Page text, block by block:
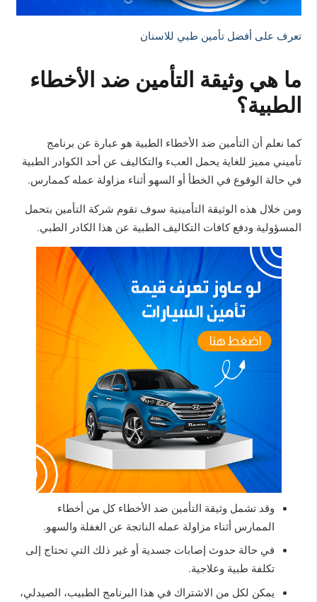
تعرف على أفضل تأمين طبي للاسنان
ما هي وثيقة التأمين ضد الأخطاء
الطبية؟
كما نعلم أن التأمين ضد الأخطاء الطبية هو عبارة عن برنامج
تأميني مميز للغاية يحمل العبء والتكاليف عن أحد الكوادر الطبية
في حالة الوقوع في الخطأ أو السهو أثناء مزاولة عمله كممارس.
ومن خلال هذه الوثيقة التأمينية سوف تقوم شركة التأمين بتحمل
المسؤولية ودفع كافات التكاليف الطبية عن هذا الكادر الطبي.
وقد تشمل وثيقة التأمين ضد الأخطاء كل من أخطاء
الممارس أثناء مزاولة عمله الناتجة عن الغفلة والسهو.
في حالة حدوث إصابات جسدية أو غير ذلك التي تحتاج إلى
تكلفة طبية وعلاجية.
يمكن لكل من الاشتراك في هذا البرنامج الطبيب، الصيدلي،